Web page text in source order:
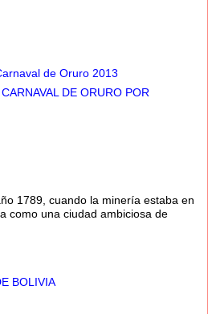
de Oruro 2013
DE ORURO POR
1789, cuando la minería estaba en
como una ciudad ambiciosa de
BOLIVIA